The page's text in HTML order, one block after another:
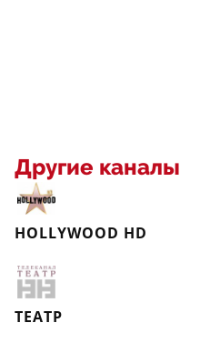
Другие каналы
HOLLYWOOD HD
ТЕАТР